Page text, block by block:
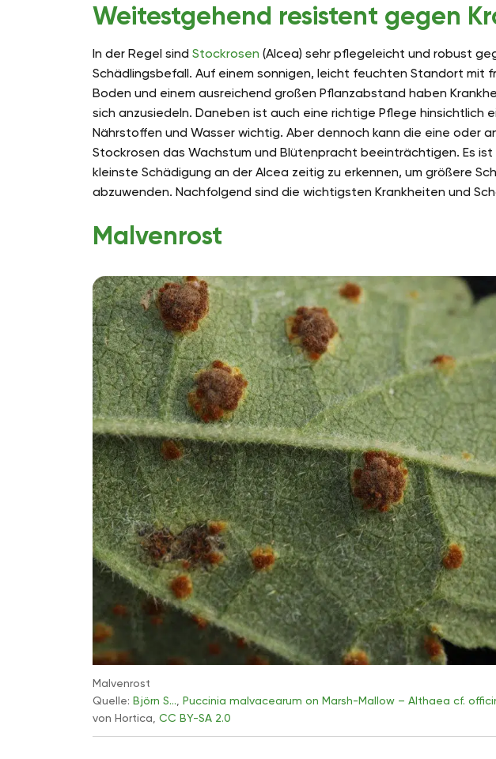
Weitestgehend resistent gegen
In der Regel sind Stockrosen (Alcea) sehr pflegeleicht und robust
Schädlingsbefall. Auf einem sonnigen, leicht feuchten Standort mit
Boden und einem ausreichend großen Pflanzabstand haben
sich anzusiedeln. Daneben ist auch eine richtige Pflege hinsichtlich
Nährstoffen und Wasser wichtig. Aber dennoch kann die eine oder
Stockrosen das Wachstum und Blütenpracht beeinträchtigen. Es
kleinste Schädigung an der Alcea zeitig zu erkennen, um größere
abzuwenden. Nachfolgend sind die wichtigsten Krankheiten und
Malvenrost
Malvenrost
Quelle: Björn S… Puccinia malvacearum on Marsh-Mallow – Althaea cf.
von Hortica, CC BY-SA 2.0